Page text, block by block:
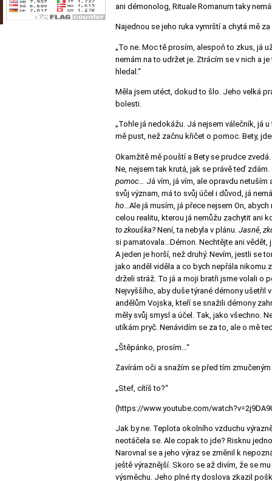
ani démonolog, Rituale Romanum taky
Najednou se jeho ruka vymrští a chytá mě
„To ne. Moc tě prosím, alespoň to zkus, já
nemám na to udržet je. Ztrácím se v nich a
hledal.“
Měla jsem utéct, dokud to šlo. Jeho velká
bolesti.
„Tohle já nedokážu. Já nejsem válečník, já
mě pust, než začnu křičet o pomoc. Bety,
Okamžitě mě pouští a Bety se prudce
Ne, nejsem tak krutá, jak se právě teď
pomoc…
Já vím, já vím, ale opravdu
svůj význam, má to svůj účel i důvod, já
ho …Ale já musím, já přece nejsem On,
celou realitu, kterou já nemůžu zachytit ani
to zkouška? Není, ta nebyla v plánu. Jasně,
si pamatovala…Démon. Nechtějte ani vědět,
A jeden je horší, než druhý. Nevím, jestli se
jako anděl viděla a co bych nepřála nikomu
drželi stráž. To já a moji bratři jsme volali o
Nejvyššího, aby duše týrané démony ušetřil
andělům Vojska, kteří se snažili démony
měly svůj smysl a účel. Tak, jako všechno.
utíkám pryč. Nenávidím se za to, ale o mě
„Štěpánko, prosím…“
Zavírám oči a snažím se před tím
„Stef, cítíš to?“
(https://www.youtube.com/
Jak by ne. Teplota okolního vzduchu
neotáčela se. Ale copak to jde? Risknu
Narovnal se a jeho výraz se změnil k
ještě výraznější. Skoro se až divím, že se
výsměchu. Jeho plné rty doslova zkazil